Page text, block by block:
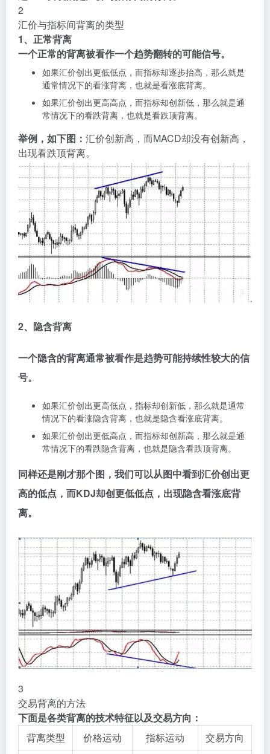
2
汇价与指标间背离的类型
1、正常背离
一个正常的背离被看作一个趋势翻转的可能信号。
如果汇价创出更低低点，而指标却逐步抬高，那么就是
通常情况下的看涨背离，也就是看涨底背离。
如果汇价创出更高高点，而指标却创新低，那么就是通
常情况下的看跌背离，也就是看跌顶背离。
举例，如下图： 汇价创新高，而MACD却没有创新高，
出现看跌顶背离。
2、隐含背离
一个隐含的背离通常被看作是趋势可能持续性较大的信
号。
如果汇价创出更高低点，指标却创新低，那么就是通常
情况下的看涨隐含背离，也就是隐含看涨底背离。
如果汇价创出更低高点，而指标却创新高，那么就是通
常情况下的看跌隐含背离，也就是隐含看跌顶背离。
同样还是刚才那个图，我们可以从图中看到汇价创出更
高的低点，而KDJ却创更低低点，出现隐含看涨底背
离。
3
交易背离的方法
下面是各类背离的技术特征以及交易方向：
背离类型
价格运动 指标运动
交易方向